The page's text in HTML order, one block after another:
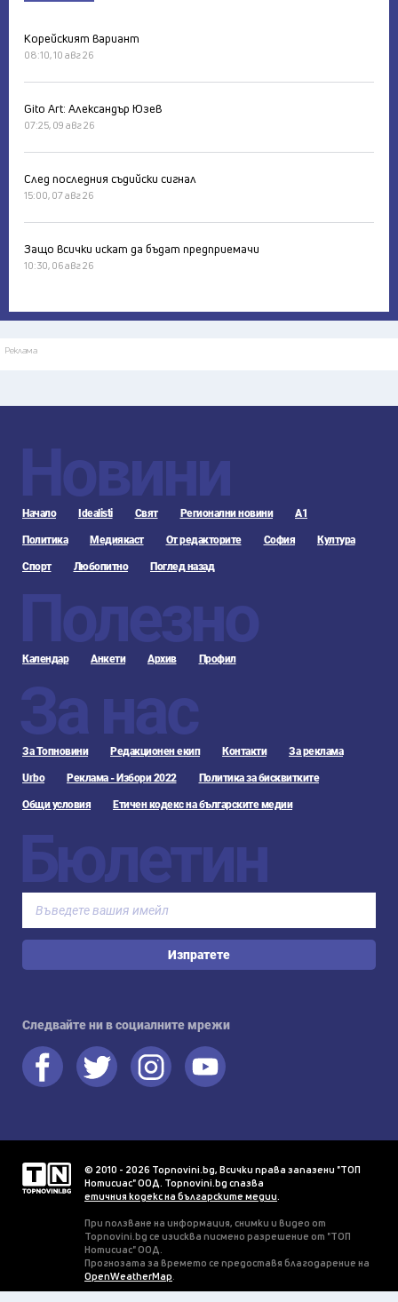
Корейският вариант
08:10, 10 авг 26
Gito Art: Александър Юзев
07:25, 09 авг 26
След последния съдийски сигнал
15:00, 07 авг 26
Защо всички искат да бъдат предприемачи
10:30, 06 авг 26
Реклама
Новини
Начало Idealisti Свят Регионални новини А1
Политика Медиякаст От редакторите София Култура
Спорт Любопитно Поглед назад
Полезно
Календар Анкети Архив Профил
За нас
За Топновини Редакционен екип Контакти За реклама
Urbo Реклама - Избори 2022 Политика за бисквитките
Общи условия Етичен кодекс на българските медии
Бюлетин
Изпратете
Следвайте ни в социалните мрежи
© 2010 - 2026 Topnovini.bg, Всички права запазени "ТОП
Нотисиас" ООД. Topnovini.bg спазва
етичния кодекс на българските медии.
При ползване на информация, снимки и видео от
Topnovini.bg се изисква писмено разрешение от "ТОП
Нотисиас" ООД.
Прогнозата за времето се предоставя благодарение на
OpenWeatherMap.